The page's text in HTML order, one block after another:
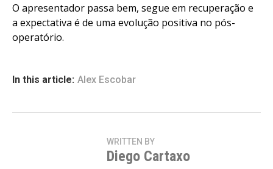
O apresentador passa bem, segue em recuperação e
a expectativa é de uma evolução positiva no pós-
operatório.
In this article: Alex Escobar
WRITTEN BY
Diego Cartaxo